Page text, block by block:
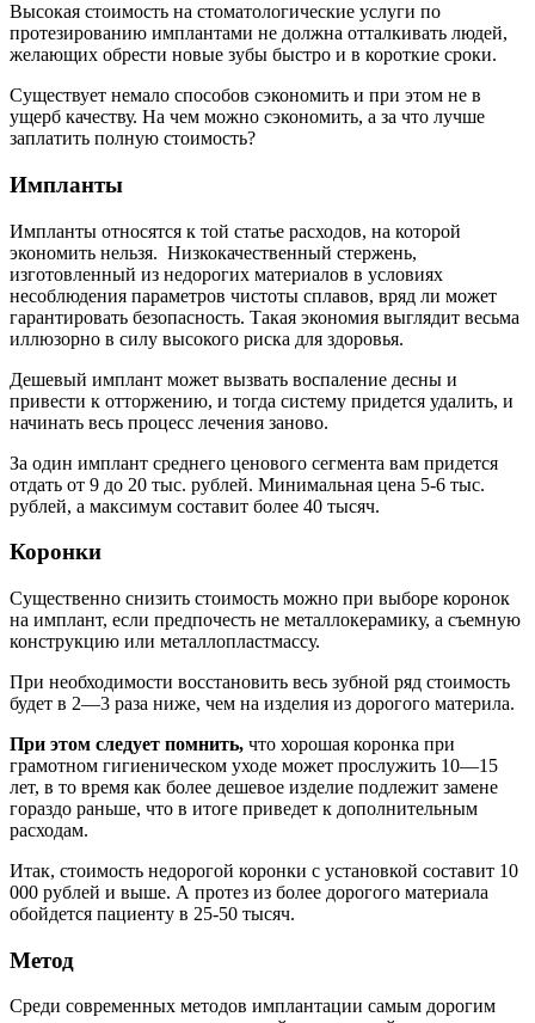
Высокая стоимость на стоматологические услуги по
протезированию имплантами не должна отталкивать людей,
желающих обрести новые зубы быстро и в короткие сроки.
Существует немало способов сэкономить и при этом не в
ущерб качеству. На чем можно сэкономить, а за что лучше
заплатить полную стоимость?
Импланты
Импланты относятся к той статье расходов, на которой
экономить нельзя. Низкокачественный стержень,
изготовленный из недорогих материалов в условиях
несоблюдения параметров чистоты сплавов, вряд ли может
гарантировать безопасность. Такая экономия выглядит весьма
иллюзорно в силу высокого риска для здоровья.
Дешевый имплант может вызвать воспаление десны и
привести к отторжению, и тогда систему придется удалить, и
начинать весь процесс лечения заново.
За один имплант среднего ценового сегмента вам придется
отдать от 9 до 20 тыс. рублей. Минимальная цена 5-6 тыс.
рублей, а максимум составит более 40 тысяч.
Коронки
Существенно снизить стоимость можно при выборе коронок
на имплант, если предпочесть не металлокерамику, а съемную
конструкцию или металлопластмассу.
При необходимости восстановить весь зубной ряд стоимость
будет в 2—3 раза ниже, чем на изделия из дорогого материла.
При этом следует помнить, что хорошая коронка при
грамотном гигиеническом уходе может прослужить 10—15
лет, в то время как более дешевое изделие подлежит замене
гораздо раньше, что в итоге приведет к дополнительным
расходам.
Итак, стоимость недорогой коронки с установкой составит 10
000 рублей и выше. А протез из более дорогого материала
обойдется пациенту в 25-50 тысяч.
Метод
Среди современных методов имплантации самым дорогим